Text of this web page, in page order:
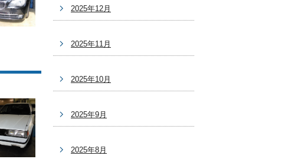
2025年12月
2025年11月
2025年10月
2025年9月
2025年8月